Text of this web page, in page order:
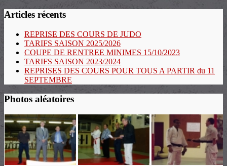
Articles récents
REPRISE DES COURS DE JUDO
TARIFS SAISON 2025/2026
COUPE DE RENTREE MINIMES 15/10/2023
TARIFS SAISON 2023/2024
REPRISES DES COURS POUR TOUS A PARTIR du 11
SEPTEMBRE
Photos aléatoires